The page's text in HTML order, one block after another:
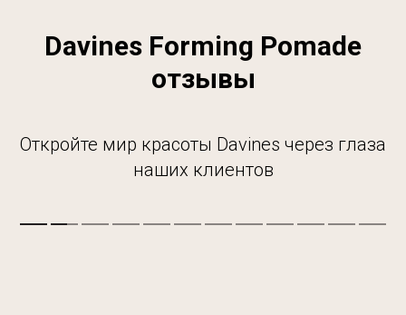
Davines Forming Pomade
отзывы
Откройте мир красоты Davines через глаза
наших клиентов